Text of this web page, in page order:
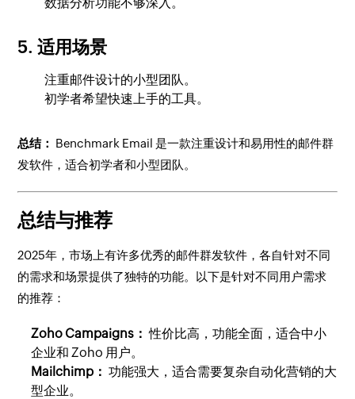
5. 适用场景
注重邮件设计的小型团队。
初学者希望快速上手的工具。
总结： Benchmark Email 是一款注重设计和易用性的邮件群
发软件，适合初学者和小型团队。
总结与推荐
2025年，市场上有许多优秀的邮件群发软件，各自针对不同
的需求和场景提供了独特的功能。以下是针对不同用户需求
的推荐：
Zoho Campaigns： 性价比高，功能全面，适合中小
企业和 Zoho 用户。
Mailchimp： 功能强大，适合需要复杂自动化营销的大
型企业。